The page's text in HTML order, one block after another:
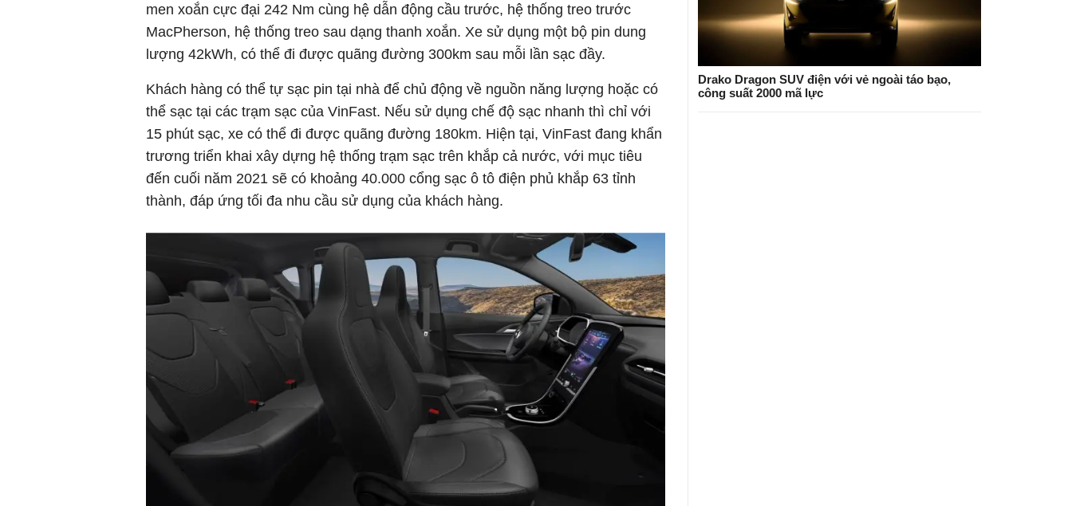
men xoắn cực đại 242 Nm cùng hệ dẫn động cầu trước, hệ thống treo trước
MacPherson, hệ thống treo sau dạng thanh xoắn. Xe sử dụng một bộ pin dung
lượng 42kWh, có thể đi được quãng đường 300km sau mỗi lần sạc đầy.
Khách hàng có thể tự sạc pin tại nhà để chủ động về nguồn năng lượng hoặc có
thể sạc tại các trạm sạc của VinFast. Nếu sử dụng chế độ sạc nhanh thì chỉ với
15 phút sạc, xe có thể đi được quãng đường 180km. Hiện tại, VinFast đang khẩn
trương triển khai xây dựng hệ thống trạm sạc trên khắp cả nước, với mục tiêu
đến cuối năm 2021 sẽ có khoảng 40.000 cổng sạc ô tô điện phủ khắp 63 tỉnh
thành, đáp ứng tối đa nhu cầu sử dụng của khách hàng.
Drako Dragon SUV điện với vẻ ngoài táo bạo,
công suất 2000 mã lực